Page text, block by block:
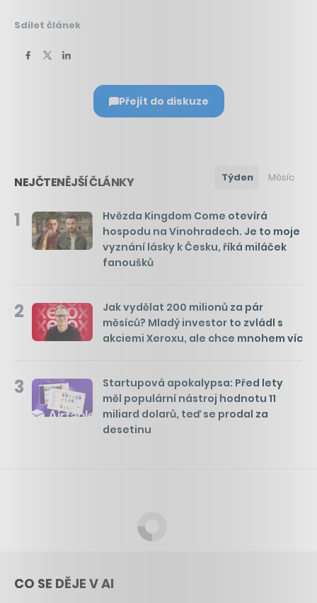
Sdílet článek
Přejít do diskuze
NEJČTENĚJŠÍ ČLÁNKY Týden Měsíc
1
Hvězda Kingdom Come otevírá
hospodu na Vinohradech. Je to moje
vyznání lásky k Česku, říká miláček
fanoušků
2
Jak vydělat 200 milionů za pár
měsíců? Mladý investor to zvládl s
akciemi Xeroxu, ale chce mnohem víc
3
Startupová apokalypsa: Před lety
měl populární nástroj hodnotu 11
miliard dolarů, teď se prodal za
desetinu
CO SE DĚJE V AI